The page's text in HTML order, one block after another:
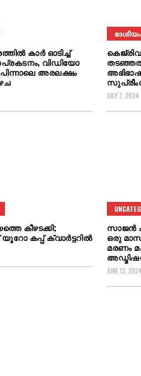
കാർ ഓടിച്ച്
വിഡിയോ
അരലക്ഷം
ദേശീയം
JULY 7, 2024
കീഴടക്കി;
കപ്പ് ക്വാര്‍ട്ടറില്‍
സാജൻ
ഒരു
മരണം
JUNE 13, 2024